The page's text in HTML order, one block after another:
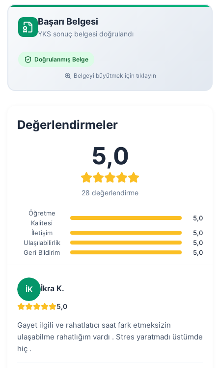
Başarı Belgesi
YKS sonuç belgesi doğrulandı
Doğrulanmış Belge
Belgeyi büyütmek için tıklayın
Değerlendirmeler
5,0
28 değerlendirme
Öğretme
Kalitesi
5,0
İletişim
5,0
Ulaşılabilirlik
5,0
Geri Bildirim
5,0
İK İkra K.
5,0
Gayet ilgili ve rahatlatıcı saat fark etmeksizin
ulaşabilme rahatlığım vardı . Stres yaratmadı üstümde
hiç .